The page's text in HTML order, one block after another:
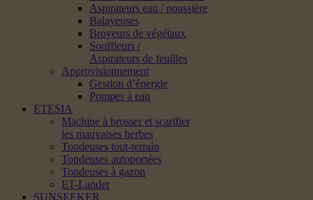
Aspirateurs eau / poussière
Balayeuses
Broyeurs de végétaux
Souffleurs /
Aspirateurs de feuilles
Approvisionnement
Gestion d’énergie
Pompes à eau
ETESIA
Machine à brosser et scarifier
les mauvaises herbes
Tondeuses tout-terrain
Tondeuses autoportées
Tondeuses à gazon
ET-Lander
SUNSEEKER